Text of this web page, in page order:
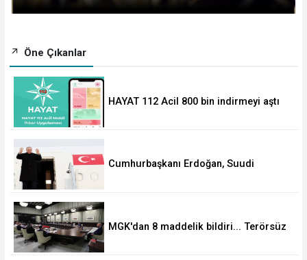
Öne Çıkanlar
HAYAT 112 Acil 800 bin indirmeyi aştı
Cumhurbaşkanı Erdoğan, Suudi
MGK'dan 8 maddelik bildiri... Terörsüz